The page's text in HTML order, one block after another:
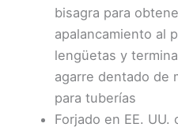
bisagra para
apalancamiento al
lengüetas y
agarre dentado de
para tuberías
Forjado en EE. UU.